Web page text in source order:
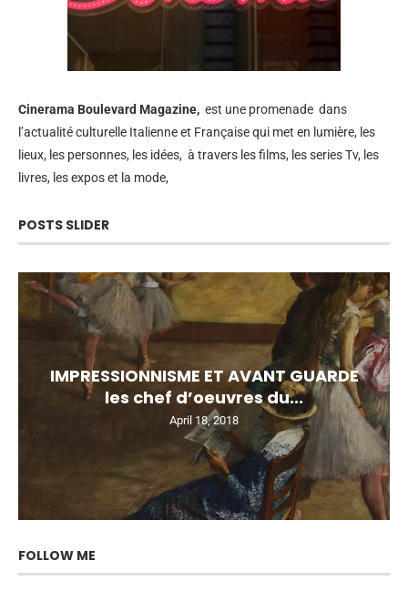
Cinerama Boulevard Magazine, est une promenade dans
l’actualité culturelle Italienne et Française qui met en lumière, les
lieux, les personnes, les idées, à travers les films, les series Tv, les
livres, les expos et la mode,
POSTS SLIDER
IMPRESSIONNISME ET AVANT GUARDE
les chef d’oeuvres du...
April 18, 2018
FOLLOW ME